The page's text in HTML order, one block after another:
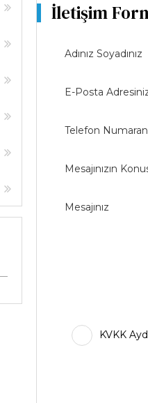
İletişim
Adınız Soyadınız
E-Posta
Telefon
Mesajınızın
Mesajınız
KVKK